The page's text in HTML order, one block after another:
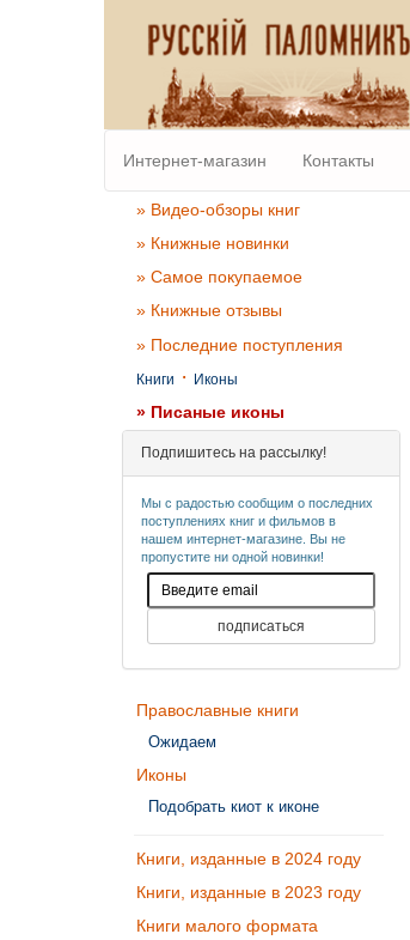
Интернет-магазин Контакты
» Видео-обзоры книг
» Книжные новинки
» Самое покупаемое
» Книжные отзывы
» Последние поступления
Книги · Иконы
» Писаные иконы
Подпишитесь на рассылку!
Мы с радостью сообщим о последних
поступлениях книг и фильмов в
нашем интернет-магазине. Вы не
пропустите ни одной новинки!
Православные книги
Ожидаем
Иконы
Подобрать киот к иконе
Книги, изданные в 2024 году
Книги, изданные в 2023 году
Книги малого формата